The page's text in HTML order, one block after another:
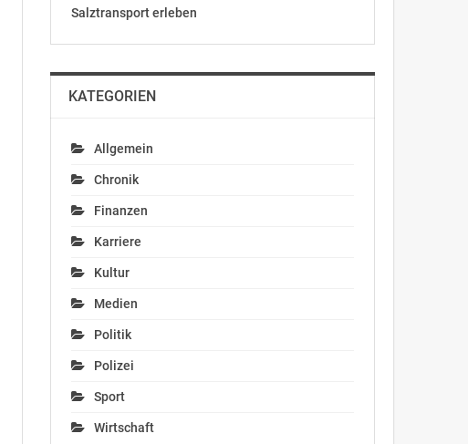
Salztransport erleben
KATEGORIEN
Allgemein
Chronik
Finanzen
Karriere
Kultur
Medien
Politik
Polizei
Sport
Wirtschaft